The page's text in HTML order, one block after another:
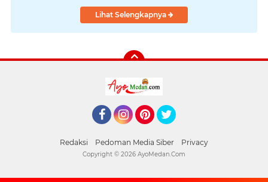
Lihat Selengkapnya
Redaksi Pedoman Media Siber Privacy
Copyright © 2026 AyoMedan.Com